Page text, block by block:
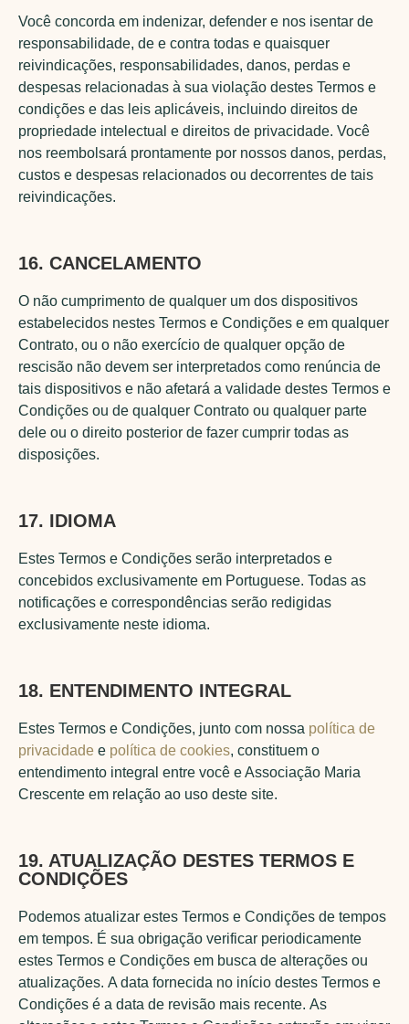
Você concorda em indenizar, defender e nos isentar de
responsabilidade, de e contra todas e quaisquer
reivindicações, responsabilidades, danos, perdas e
despesas relacionadas à sua violação destes Termos e
condições e das leis aplicáveis, incluindo direitos de
propriedade intelectual e direitos de privacidade. Você
nos reembolsará prontamente por nossos danos, perdas,
custos e despesas relacionados ou decorrentes de tais
reivindicações.
16. CANCELAMENTO
O não cumprimento de qualquer um dos dispositivos
estabelecidos nestes Termos e Condições e em qualquer
Contrato, ou o não exercício de qualquer opção de
rescisão não devem ser interpretados como renúncia de
tais dispositivos e não afetará a validade destes Termos e
Condições ou de qualquer Contrato ou qualquer parte
dele ou o direito posterior de fazer cumprir todas as
disposições.
17. IDIOMA
Estes Termos e Condições serão interpretados e
concebidos exclusivamente em Portuguese. Todas as
notificações e correspondências serão redigidas
exclusivamente neste idioma.
18. ENTENDIMENTO INTEGRAL
Estes Termos e Condições, junto com nossa política de
privacidade e política de cookies, constituem o
entendimento integral entre você e Associação Maria
Crescente em relação ao uso deste site.
19. ATUALIZAÇÃO DESTES TERMOS E
CONDIÇÕES
Podemos atualizar estes Termos e Condições de tempos
em tempos. É sua obrigação verificar periodicamente
estes Termos e Condições em busca de alterações ou
atualizações. A data fornecida no início destes Termos e
Condições é a data de revisão mais recente. As